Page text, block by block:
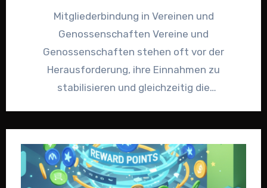
Mitgliederbindung in Vereinen und
Genossenschaften Vereine und
Genossenschaften stehen oft vor der
Herausforderung, ihre Einnahmen zu
stabilisieren und gleichzeitig die
Planung, während…